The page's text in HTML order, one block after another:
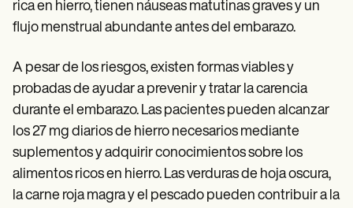
rica en hierro, tienen náuseas matutinas graves y un
flujo menstrual abundante antes del embarazo.
A pesar de los riesgos, existen formas viables y
probadas de ayudar a prevenir y tratar la carencia
durante el embarazo. Las pacientes pueden alcanzar
los 27 mg diarios de hierro necesarios mediante
suplementos y adquirir conocimientos sobre los
alimentos ricos en hierro. Las verduras de hoja oscura,
la carne roja magra y el pescado pueden contribuir a la